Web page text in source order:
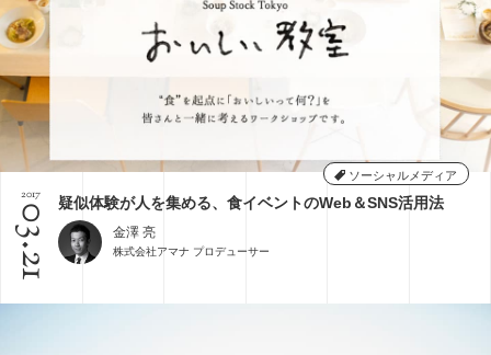
ソーシャルメディア
2017
03.21疑似体験が人を集める、食イベントのWeb＆SNS活用法
金澤 亮
株式会社アマナ プロデューサー